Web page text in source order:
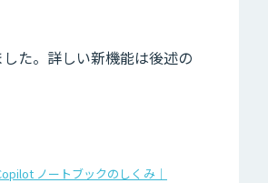
た。詳しい新機能は後述の
ノートブックのしくみ｜